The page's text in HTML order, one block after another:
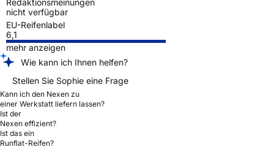
nicht verfügbar
EU-Reifenlabel
6,1
mehr anzeigen
Wie kann ich Ihnen helfen?
Stellen Sie Sophie eine Frage
Kann ich den Nexen zu
einer Werkstatt liefern lassen?
Ist der
Nexen effizient?
Ist das ein
Runflat-Reifen?